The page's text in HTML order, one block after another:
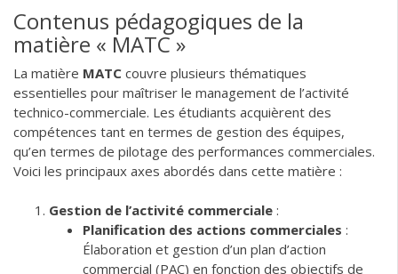
Contenus pédagogiques de la
matière « MATC »
La matière MATC couvre plusieurs thématiques
essentielles pour maîtriser le management de l’activité
technico-commerciale. Les étudiants acquièrent des
compétences tant en termes de gestion des équipes,
qu’en termes de pilotage des performances commerciales.
Voici les principaux axes abordés dans cette matière :
Gestion de l’activité commerciale :
Planification des actions commerciales :
Élaboration et gestion d’un plan d’action
commercial (PAC) en fonction des objectifs de